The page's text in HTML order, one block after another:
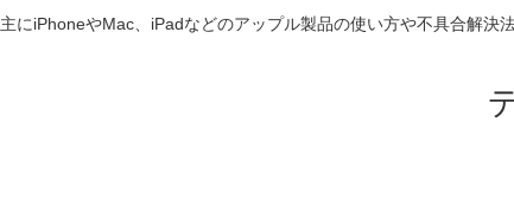
主にiPhoneやMac、iPadなどのアップル製品の使い方や不具合解決